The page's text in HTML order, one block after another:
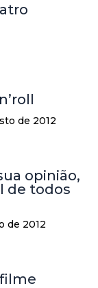
de 2012
opinião,
de todos
de 2012